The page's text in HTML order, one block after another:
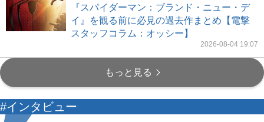
『スパイダーマン：ブランド・ニュー・デ
イ』を観る前に必見の過去作まとめ【電撃
スタッフコラム：オッシー】
2026-08-04 19:07
もっと見る
#インタビュー